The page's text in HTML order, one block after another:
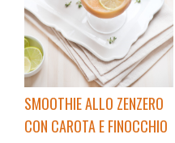
SMOOTHIE ALLO ZENZERO
CON CAROTA E FINOCCHIO